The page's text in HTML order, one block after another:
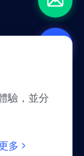
驗，並分
多